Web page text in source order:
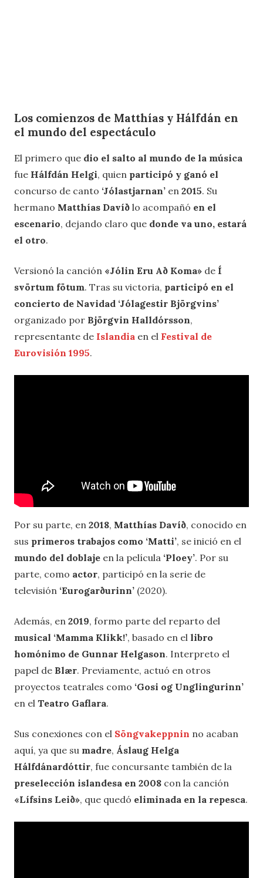
Los comienzos de Matthías y Hálfdán en
el mundo del espectáculo
El primero que dio el salto al mundo de la música
fue Hálfdán Helgi, quien participó y ganó el
concurso de canto ‘Jólastjarnan’ en 2015. Su
hermano Matthías Davíð lo acompañó en el
escenario, dejando claro que donde va uno, estará
el otro.
Versionó la canción «Jólin Eru Að Koma» de Í
svörtum fötum. Tras su victoria, participó en el
concierto de Navidad ‘Jólagestir Björgvins’
organizado por Björgvin Halldórsson,
representante de Islandia en el Festival de
Eurovisión 1995.
Por su parte, en 2018, Matthías Davíð, conocido en
sus primeros trabajos como ‘Matti’, se inició en el
mundo del doblaje en la película ‘Ploey’. Por su
parte, como actor, participó en la serie de
televisión ‘Eurogarðurinn’ (2020).
Además, en 2019, formo parte del reparto del
musical ‘Mamma Klikk!’, basado en el libro
homónimo de Gunnar Helgason. Interpreto el
papel de Blær. Previamente, actuó en otros
proyectos teatrales como ‘Gosi og Unglingurinn’
en el Teatro Gaflara.
Sus conexiones con el Söngvakeppnin no acaban
aquí, ya que su madre, Áslaug Helga
Hálfdánardóttir, fue concursante también de la
preselección islandesa en 2008 con la canción
«Lífsins Leið», que quedó eliminada en la repesca.